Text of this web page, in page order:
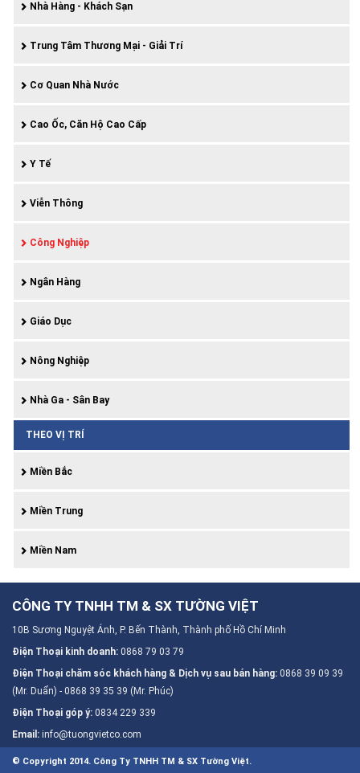
Nhà Hàng - Khách Sạn
Trung Tâm Thương Mại - Giải Trí
Cơ Quan Nhà Nước
Cao Ốc, Căn Hộ Cao Cấp
Y Tế
Viễn Thông
Công Nghiệp
Ngân Hàng
Giáo Dục
Nông Nghiệp
Nhà Ga - Sân Bay
THEO VỊ TRÍ
Miền Bắc
Miền Trung
Miền Nam
CÔNG TY TNHH TM & SX TƯỜNG VIỆT
10B Sương Nguyệt Ánh, P. Bến Thành, Thành phố Hồ Chí Minh
Điện Thoại kinh doanh: 0868 79 03 79
Điện Thoại chăm sóc khách hàng & Dịch vụ sau bán hàng: 0868 39 09 39
(Mr. Duẩn) - 0868 39 35 39 (Mr. Phúc)
Điện Thoại góp ý: 0834 229 339
Email: info@tuongvietco.com
© Copyright 2014. Công Ty TNHH TM & SX Tường Việt.